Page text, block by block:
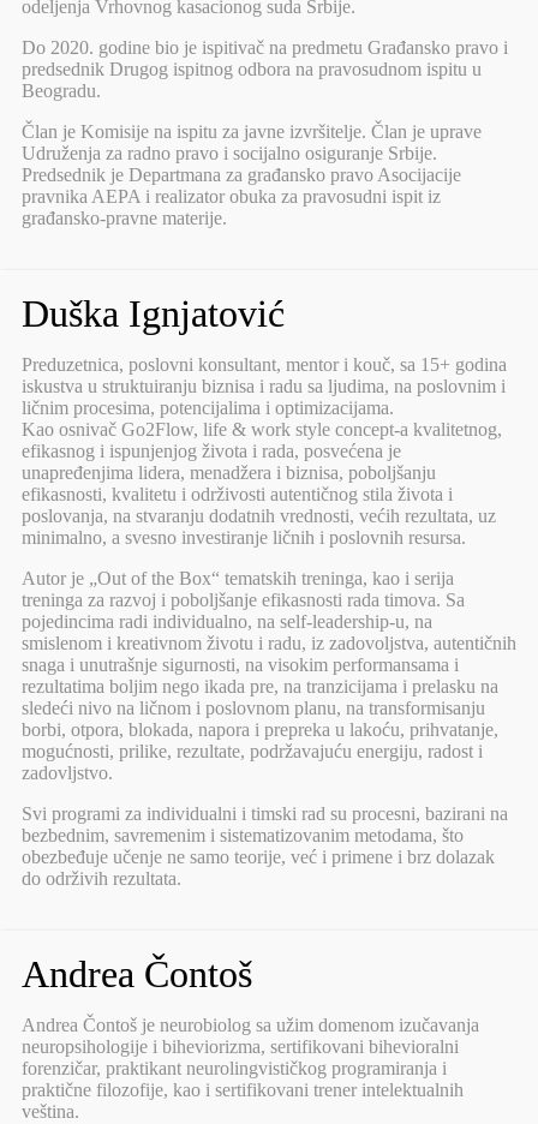
odeljenja Vrhovnog kasacionog suda Srbije.
Do 2020. godine bio je ispitivač na predmetu Građansko pravo i
predsednik Drugog ispitnog odbora na pravosudnom ispitu u
Beogradu.
Član je Komisije na ispitu za javne izvršitelje. Član je uprave
Udruženja za radno pravo i socijalno osiguranje Srbije.
Predsednik je Departmana za građansko pravo Asocijacije
pravnika AEPA i realizator obuka za pravosudni ispit iz
građansko-pravne materije.
Duška Ignjatović
Preduzetnica, poslovni konsultant, mentor i kouč, sa 15+ godina
iskustva u struktuiranju biznisa i radu sa ljudima, na poslovnim i
ličnim procesima, potencijalima i optimizacijama.
Kao osnivač Go2Flow, life & work style concept-a kvalitetnog,
efikasnog i ispunjenjog života i rada, posvećena je
unapređenjima lidera, menadžera i biznisa, poboljšanju
efikasnosti, kvalitetu i održivosti autentičnog stila života i
poslovanja, na stvaranju dodatnih vrednosti, većih rezultata, uz
minimalno, a svesno investiranje ličnih i poslovnih resursa.
Autor je „Out of the Box“ tematskih treninga, kao i serija
treninga za razvoj i poboljšanje efikasnosti rada timova. Sa
pojedincima radi individualno, na self-leadership-u, na
smislenom i kreativnom životu i radu, iz zadovoljstva, autentičnih
snaga i unutrašnje sigurnosti, na visokim performansama i
rezultatima boljim nego ikada pre, na tranzicijama i prelasku na
sledeći nivo na ličnom i poslovnom planu, na transformisanju
borbi, otpora, blokada, napora i prepreka u lakoću, prihvatanje,
mogućnosti, prilike, rezultate, podržavajuću energiju, radost i
zadovljstvo.
Svi programi za individualni i timski rad su procesni, bazirani na
bezbednim, savremenim i sistematizovanim metodama, što
obezbeđuje učenje ne samo teorije, već i primene i brz dolazak
do održivih rezultata.
Andrea Čontoš
Andrea Čontoš je neurobiolog sa užim domenom izučavanja
neuropsihologije i biheviorizma, sertifikovani bihevioralni
forenzičar, praktikant neurolingvističkog programiranja i
praktične filozofije, kao i sertifikovani trener intelektualnih
veština.